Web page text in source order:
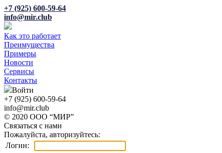
+7 (925) 600-59-64
info@mir.club
Как это работает
Преимущества
Примеры
Новости
Сервисы
Контакты
Войти
+7 (925) 600-59-64
info@mir.club
© 2020 ООО “МИР”
Связаться с нами
Пожалуйста, авторизуйтесь:
Логин: